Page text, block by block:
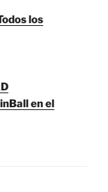
los
en el